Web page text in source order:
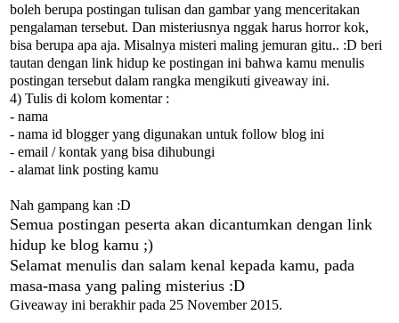
boleh berupa postingan tulisan dan gambar yang menceritakan
pengalaman tersebut. Dan misteriusnya nggak harus horror kok,
bisa berupa apa aja. Misalnya misteri maling jemuran gitu.. :D beri
tautan dengan link hidup ke postingan ini bahwa kamu menulis
postingan tersebut dalam rangka mengikuti giveaway ini.
4) Tulis di kolom komentar :
- nama
- nama id blogger yang digunakan untuk follow blog ini
- email / kontak yang bisa dihubungi
- alamat link posting kamu
Nah gampang kan :D
Semua postingan peserta akan dicantumkan dengan link
hidup ke blog kamu ;)
Selamat menulis dan salam kenal kepada kamu, pada
masa-masa yang paling misterius :D
Giveaway ini berakhir pada 25 November 2015.